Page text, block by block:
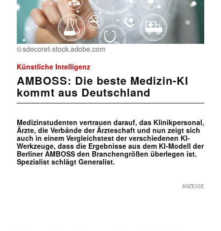
sdecoret-stock.adobe.com
Künstliche Intelligenz
AMBOSS: Die beste Medizin-KI
kommt aus Deutschland
Medizinstudenten vertrauen darauf, das Klinikpersonal,
Ärzte, die Verbände der Ärzteschaft und nun zeigt sich
auch in einem Vergleichstest der verschiedenen KI-
Werkzeuge, dass die Ergebnisse aus dem KI-Modell der
Berliner AMBOSS den Branchengrößen überlegen ist.
Spezialist schlägt Generalist.
ANZEIGE